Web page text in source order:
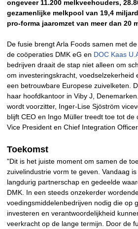
ongeveer 11.200 melkveehouders,
gezamenlijke melkpool van 19,4
pro-forma jaaromzet van meer dan 20
De fusie brengt Arla Foods samen met
de coöperaties DMK eG en DOC Kaas
bedrijven draait de stap niet alleen om
om investeringskracht, voedselzekerheid
een betrouwbare Europese zuivelketen.
haar hoofdkantoor in Viby J,
wordt voorzitter, Inger-Lise Sjöström
blijft CEO en Ingo Müller treedt toe tot de
Vice President en Chief Integration Officer.
Toekomst
"Dit is het juiste moment om samen de
zuivelindustrie vorm te geven. Vandaag
langdurig partnerschap en gedeelde
DMK. In een steeds onzekerder
voedingsmiddelenbedrijven nodig die op
investeren en verantwoordelijkheid
veerkracht op de lange termijn. Door de